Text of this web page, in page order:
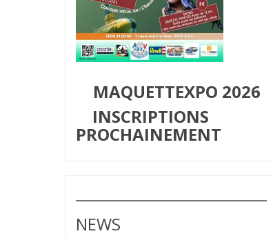
MAQUETTEXPO 2026
INSCRIPTIONS
PROCHAINEMENT
NEWS